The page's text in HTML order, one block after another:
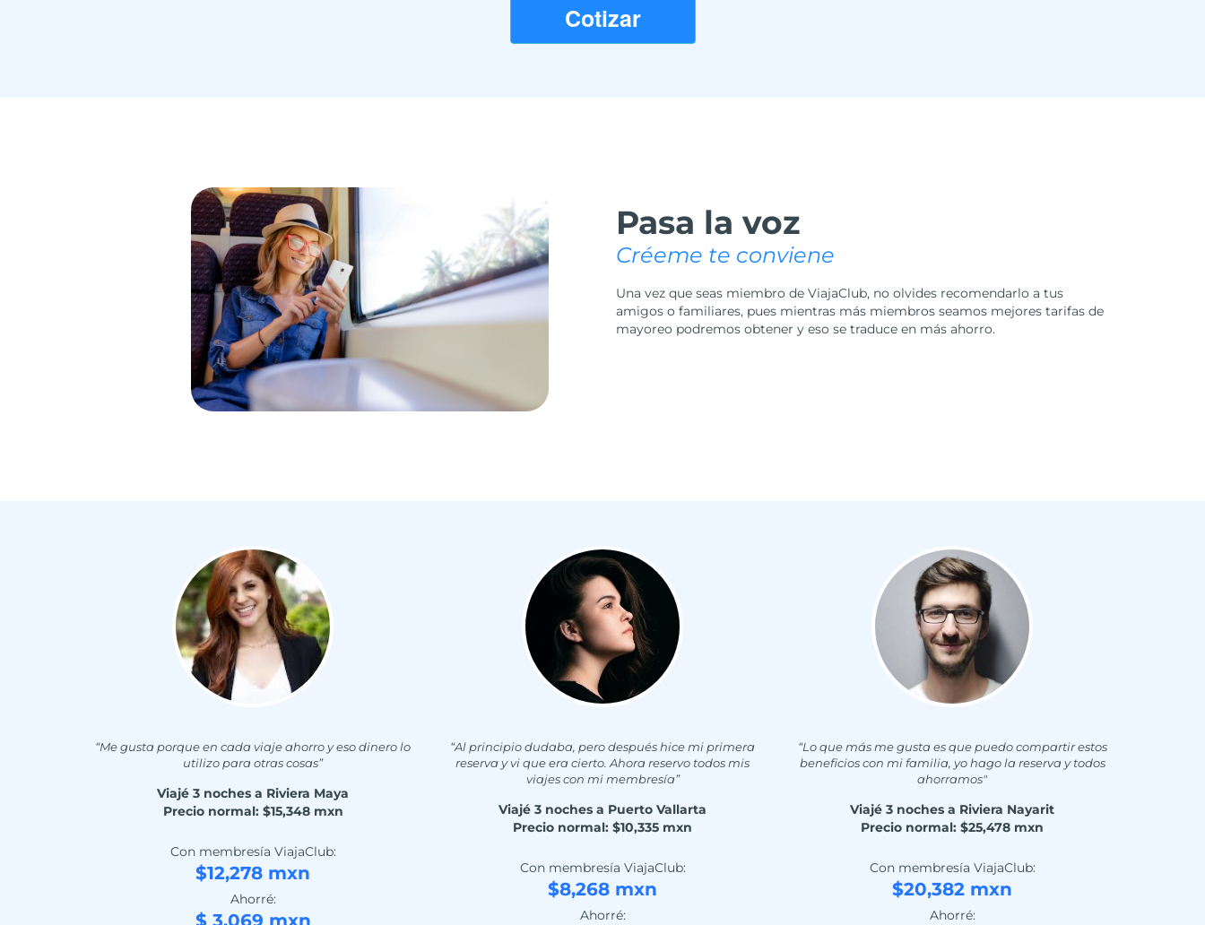
Cotizar
Pasa la voz
Créeme te conviene
Una vez que seas miembro de ViajaClub, no olvides recomendarlo a tus
amigos o familiares, pues mientras más miembros seamos mejores tarifas de
mayoreo podremos obtener y eso se traduce en más ahorro.
“Me gusta porque en cada viaje ahorro y eso dinero lo
utilizo para otras cosas”
Viajé 3 noches a Riviera Maya
Precio normal: $15,348 mxn
Con membresía ViajaClub:
$12,278 mxn
Ahorré:
$ 3,069 mxn
“Al principio dudaba, pero después hice mi primera
reserva y vi que era cierto. Ahora reservo todos mis
viajes con mi membresía”
Viajé 3 noches a Puerto Vallarta
Precio normal: $10,335 mxn
Con membresía ViajaClub:
$8,268 mxn
Ahorré:
“Lo que más me gusta es que puedo compartir estos
beneficios con mi familia, yo hago la reserva y todos
ahorramos"
Viajé 3 noches a Riviera Nayarit
Precio normal: $25,478 mxn
Con membresía ViajaClub:
$20,382 mxn
Ahorré: